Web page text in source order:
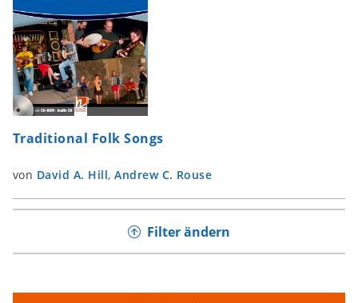
Traditional Folk Songs
von David A. Hill,Andrew C. Rouse
Filter ändern